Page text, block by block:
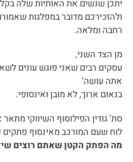
יתכן שנשים את האותיות שלה
ולהזכירכם מדובר במפלגות
רחבה ומלאה.
מן הצד השני,
עסקים רבים שאני פוגש עונים
אתה עושה’
בנאום ארוך, לא מובן ואינסופי.
סת’ גודין הפילוסוף השיווקי
לוח שעם המורכב מאינסוף פתקים
מה הפתק הקטן שאתם רוצים